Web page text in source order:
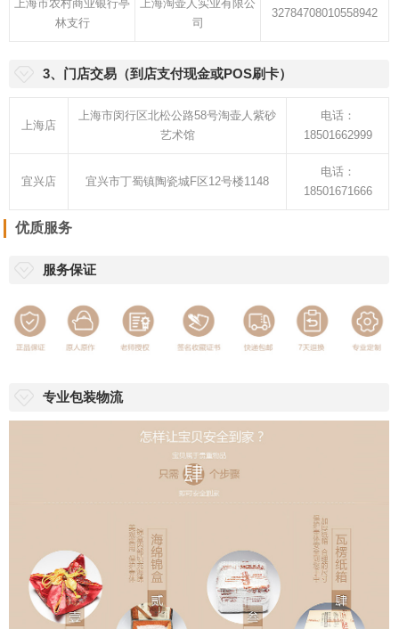
上海市农村商业银行亭
林支行
上海淘壶人实业有限公
司
32784708010558942
3、门店交易（到店支付现金或POS刷卡）
上海店
上海市闵行区北松公路58号淘壶人紫砂
艺术馆
电话：
18501662999
宜兴店 宜兴市丁蜀镇陶瓷城F区12号楼1148
电话：
18501671666
优质服务
服务保证
专业包装物流